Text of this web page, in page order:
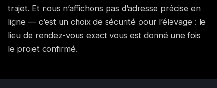
trajet. Et nous n’affichons pas d’adresse précise en
ligne — c’est un choix de sécurité pour l’élevage : le
lieu de rendez-vous exact vous est donné une fois
le projet confirmé.